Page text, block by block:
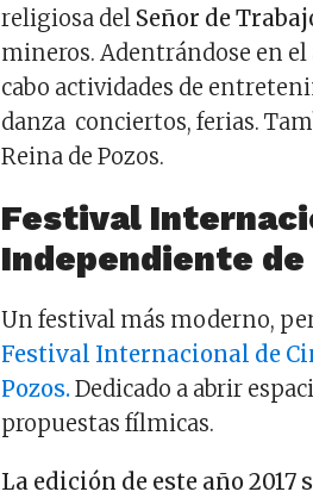
religiosa del Señor de
mineros. Adentrándose en
cabo actividades de
danza conciertos, ferias.
Reina de Pozos.
Festival
Independiente
Un festival más moderno,
Festival Internacional de
Pozos. Dedicado a abrir
propuestas fílmicas.
La edición de este año 2017